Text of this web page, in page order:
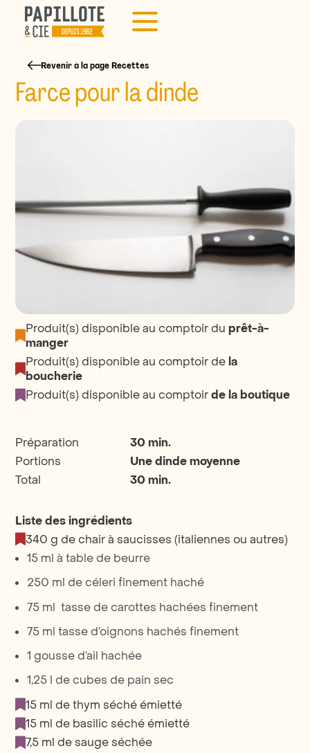
Revenir à la page Recettes
Farce pour la dinde
Produit(s) disponible au comptoir du prêt-à-
manger
Produit(s) disponible au comptoir de la
boucherie
Produit(s) disponible au comptoirde la boutique
Préparation
30 min.
Portions
Une dinde moyenne
Total
30 min.
Liste des ingrédients
340 g de chair à saucisses (italiennes ou autres)
15 ml à table de beurre
250 ml de céleri finement haché
75 ml tasse de carottes hachées finement
75 ml tasse d’oignons hachés finement
1 gousse d’ail hachée
1,25 l de cubes de pain sec
15 ml de thym séché émietté
15 ml de basilic séché émietté
7,5 ml de sauge séchée